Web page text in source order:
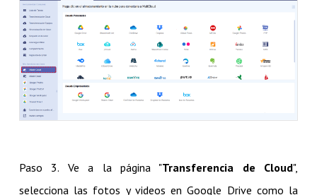
Paso 3. Ve a la página "Transferencia de Cloud",
selecciona las fotos y videos en Google Drive como la